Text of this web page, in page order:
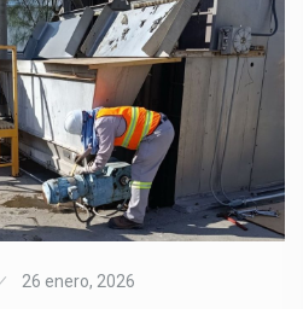
26 enero, 2026